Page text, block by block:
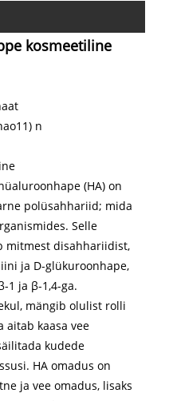
kosmeetiline
n
(HA) on
polüsahhariid; mida
Selle
mitmest disahhariidist,
ja D-glükuroonhape,
1 ja β-1,4-ga.
mängib olulist rolli
aitab kaasa vee
kudede
HA omadus on
ja vee omadus, lisaks